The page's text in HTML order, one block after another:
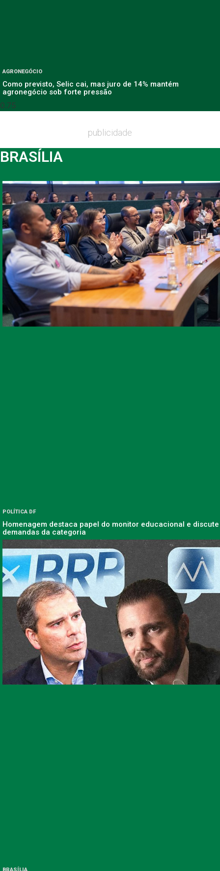
AGRONEGÓCIO
Como previsto, Selic cai, mas juro de 14% mantém
agronegócio sob forte pressão
publicidade
BRASÍLIA
POLÍTICA DF
Homenagem destaca papel do monitor educacional e discute
demandas da categoria